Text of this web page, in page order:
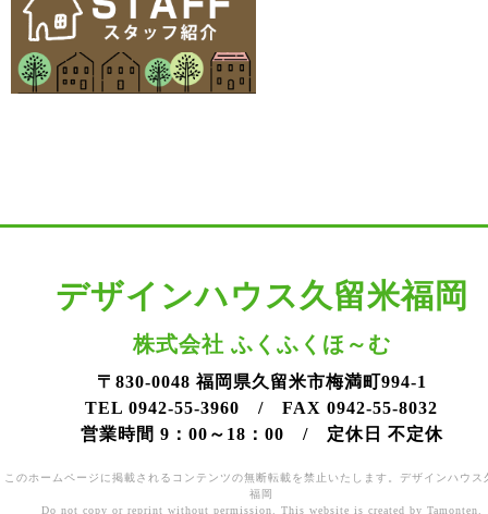
デザインハウス久留米福岡
株式会社 ふくふくほ～む
〒830-0048 福岡県久留米市梅満町994-1
TEL 0942-55-3960 / FAX 0942-55-8032
営業時間 9：00～18：00 / 定休日 不定休
このホームページに掲載されるコンテンツの無断転載を禁止いたします。デザインハウス
福岡
Do not copy or reprint without permission. This website is created by Tamonten.